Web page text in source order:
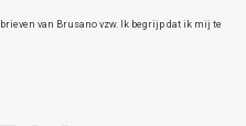
van Brusano vzw. Ik begrijp dat ik mij te